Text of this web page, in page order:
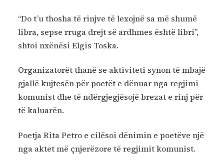
“Do t’u thosha të rinjve të lexojnë sa më shumë
libra, sepse rruga drejt së ardhmes është libri”,
shtoi nxënësi Elgis Toska.
Organizatorët thanë se aktiviteti synon të mbajë
gjallë kujtesën për poetët e dënuar nga regjimi
komunist dhe të ndërgjegjësojë brezat e rinj për
të kaluarën.
Poetja Rita Petro e cilësoi dënimin e poetëve një
nga aktet më çnjerëzore të regjimit komunist.